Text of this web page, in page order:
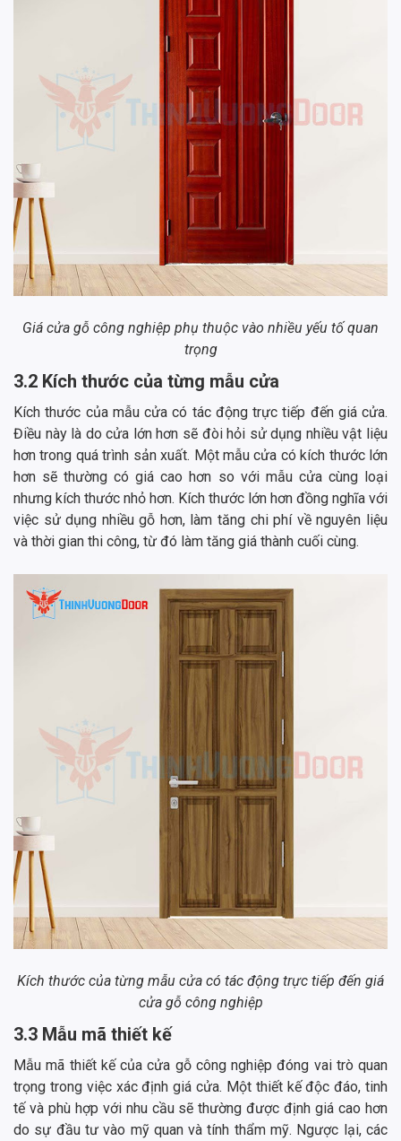
Giá cửa gỗ công nghiệp phụ thuộc vào nhiều yếu tố quan
trọng
3.2 Kích thước của từng mẫu cửa
Kích thước của mẫu cửa có tác động trực tiếp đến giá cửa.
Điều này là do cửa lớn hơn sẽ đòi hỏi sử dụng nhiều vật liệu
hơn trong quá trình sản xuất. Một mẫu cửa có kích thước lớn
hơn sẽ thường có giá cao hơn so với mẫu cửa cùng loại
nhưng kích thước nhỏ hơn. Kích thước lớn hơn đồng nghĩa với
việc sử dụng nhiều gỗ hơn, làm tăng chi phí về nguyên liệu
và thời gian thi công, từ đó làm tăng giá thành cuối cùng.
Kích thước của từng mẫu cửa có tác động trực tiếp đến giá
cửa gỗ công nghiệp
3.3 Mẫu mã thiết kế
Mẫu mã thiết kế của cửa gỗ công nghiệp đóng vai trò quan
trọng trong việc xác định giá cửa. Một thiết kế độc đáo, tinh
tế và phù hợp với nhu cầu sẽ thường được định giá cao hơn
do sự đầu tư vào mỹ quan và tính thẩm mỹ. Ngược lại, các